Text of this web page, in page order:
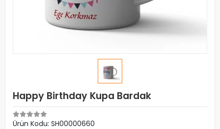
Happy Birthday Kupa Bardak
Ürün Kodu: SH00000660